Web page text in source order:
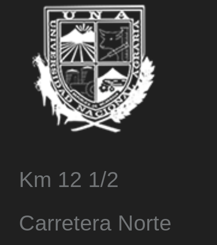
Km 12 1/2
Carretera Norte